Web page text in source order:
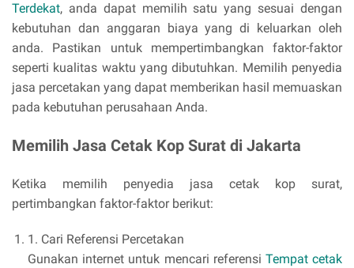
Terdekat, anda dapat memilih satu yang sesuai dengan
kebutuhan dan anggaran biaya yang di keluarkan oleh
anda. Pastikan untuk mempertimbangkan faktor-faktor
seperti kualitas waktu yang dibutuhkan. Memilih penyedia
jasa percetakan yang dapat memberikan hasil memuaskan
pada kebutuhan perusahaan Anda.
Memilih Jasa Cetak Kop Surat di Jakarta
Ketika memilih penyedia jasa cetak kop surat,
pertimbangkan faktor-faktor berikut:
1. Cari Referensi Percetakan
Gunakan internet untuk mencari referensi Tempat cetak